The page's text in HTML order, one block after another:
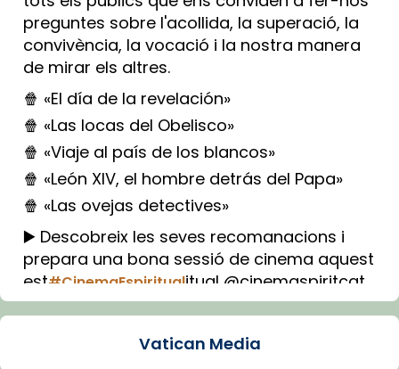
preguntes sobre l'acollida, la superació, la
convivència, la vocació i la nostra manera
de mirar els altres.
🍿 «El día de la revelación»
🍿 «Las locas del Obelisco»
🍿 «Viaje al país de los blancos»
🍿 «León XIV, el hombre detrás del Papa»
🍿 «Las ovejas detectives»
▶️ Descobreix les seves recomanacions i
prepara una bona sessió de cinema aquest
est#CinemaEspiritualitual @cinemaspiritcat
Imatge: Generada amb IA (OpenAI)
Vatican Media